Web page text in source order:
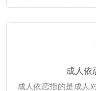
成人依
成人依恋指的是成人